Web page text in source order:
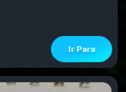
Ir Para